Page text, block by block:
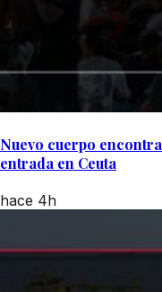
Nuevo cuerpo
entrada en Ceuta
hace 4h